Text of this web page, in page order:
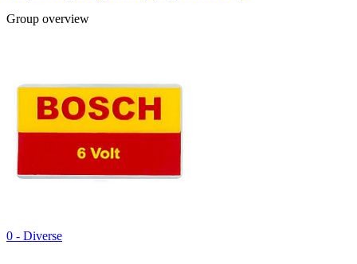
Group overview
0 - Diverse